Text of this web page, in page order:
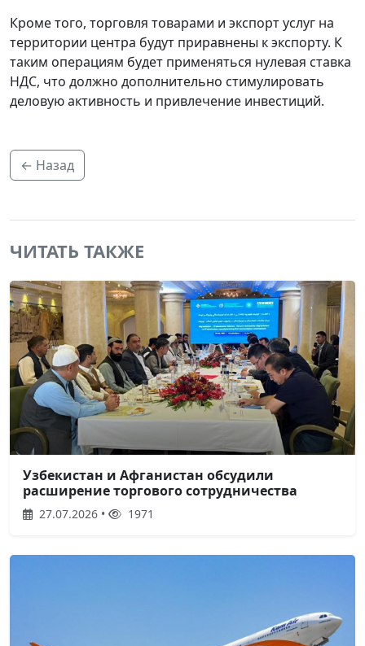
Кроме того, торговля товарами и экспорт услуг на
территории центра будут приравнены к экспорту. К
таким операциям будет применяться нулевая ставка
НДС, что должно дополнительно стимулировать
деловую активность и привлечение инвестиций.
← Назад
ЧИТАТЬ ТАКЖЕ
Узбекистан и Афганистан обсудили
расширение торгового сотрудничества
27.07.2026 • 1971